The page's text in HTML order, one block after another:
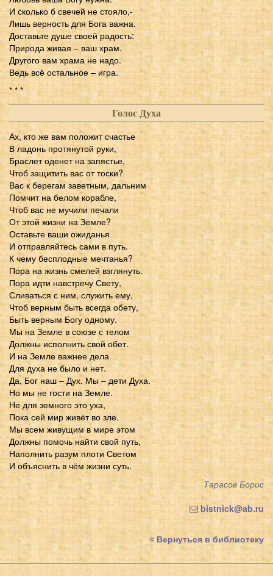
И сколько б свечей не стояло,-
Лишь верность для Бога важна.
Доставьте душе своей радость:
Природа живая – ваш храм.
Другого вам храма не надо.
Ведь всё остальное – игра.
* * *
Голос Духа
Ах, кто же вам положит счастье
В ладонь протянутой руки,
Браслет оденет на запястье,
Чтоб защитить вас от тоски?
Вас к берегам заветным, дальним
Помчит на белом корабле,
Чтоб вас не мучили печали
От этой жизни на Земле?
Оставьте ваши ожиданья
И отправляйтесь сами в путь.
К чему бесплодные мечтанья?
Пора на жизнь смелей взглянуть.
Пора идти навстречу Свету,
Сливаться с ним, служить ему,
Чтоб верным быть всегда обету,
Быть верным Богу одному.
Мы на Земле в союзе с телом
Должны исполнить свой обет.
И на Земле важнее дела
Для духа не было и нет.
Да, Бог наш – Дух. Мы – дети Духа.
Но мы не гости на Земле.
Не для земного это уха,
Пока сей мир живёт во зле.
Мы всем живущим в мире этом
Должны помочь найти свой путь,
Наполнить разум плоти Светом
И объяснить в чём жизни суть.
Тарасов Борис
bistnick@ab.ru
Вернуться в библиотеку